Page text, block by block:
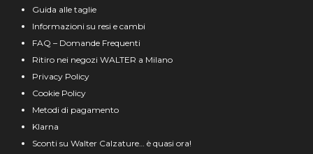
Guida alle taglie
Informazioni su resi e cambi
FAQ – Domande Frequenti
Ritiro nei negozi WALTER a Milano
Privacy Policy
Cookie Policy
Metodi di pagamento
Klarna
Sconti su Walter Calzature… è quasi ora!